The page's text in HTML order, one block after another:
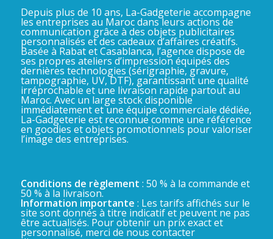
Depuis plus de 10 ans, La-Gadgeterie accompagne
les entreprises au Maroc dans leurs actions de
communication grâce à des objets publicitaires
personnalisés et des cadeaux d’affaires créatifs.
Basée à Rabat et Casablanca, l’agence dispose de
ses propres ateliers d’impression équipés des
dernières technologies (sérigraphie, gravure,
tampographie, UV, DTF), garantissant une qualité
irréprochable et une livraison rapide partout au
Maroc. Avec un large stock disponible
immédiatement et une équipe commerciale dédiée,
La-Gadgeterie est reconnue comme une référence
en goodies et objets promotionnels pour valoriser
l’image des entreprises.
Conditions de règlement : 50 % à la commande et
50 % à la livraison.
Information importante : Les tarifs affichés sur le
site sont donnés à titre indicatif et peuvent ne pas
être actualisés. Pour obtenir un prix exact et
personnalisé, merci de nous contacter